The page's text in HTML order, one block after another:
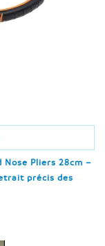
Nose Pliers 28cm –
précis des